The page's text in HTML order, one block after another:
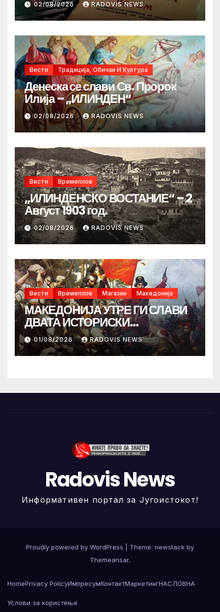
02/08/2026 RADOVIS NEWS
Вести Традиција, Обичаи И Култура
Денеска се слави Св. Пророк
Илија – „ИЛИНДЕН“
02/08/2026 RADOVIS NEWS
Вести Времеплов
„ИЛИНДЕНСКО ВОСТАНИЕ“ – 2
Август 1903 год.
02/08/2026 RADOVIS NEWS
Вести Времеплов Магазин Македонија
МАКЕДОНИЈА УТРЕ ГИ СЛАВИ
ДВАТА ИСТОРИСКИ
ИЛИНДЕНА!
01/08/2026 RADOVIS NEWS
Radovis News
Информативен портал за Југоистокот!
Proudly powered by WordPress
Theme: newstack by
Themeansar.
HomePrivacy PolicyИмпресумКонтактМаркетингНАСЛОВНА
Услови за користење